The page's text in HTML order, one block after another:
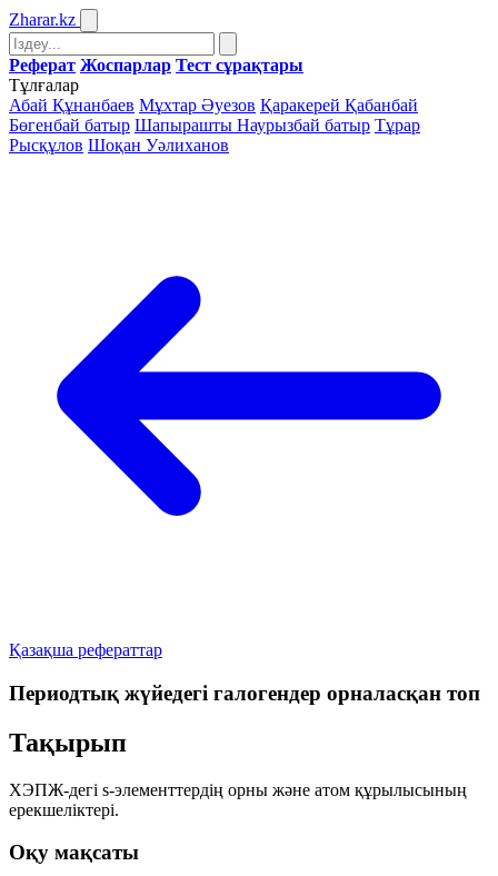
Zharar.kz
Реферат Жоспарлар Тест сұрақтары
Тұлғалар
Абай Құнанбаев Мұхтар Әуезов Қаракерей Қабанбай
Бөгенбай батыр Шапырашты Наурызбай батыр Тұрар
Рысқұлов Шоқан Уәлиханов
Қазақша рефераттар
Периодтық жүйедегі галогендер орналасқан топ
Тақырып
ХЭПЖ-дегі s-элементтердің орны және атом құрылысының
ерекшеліктері.
Оқу мақсаты